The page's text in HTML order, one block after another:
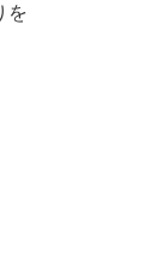
を